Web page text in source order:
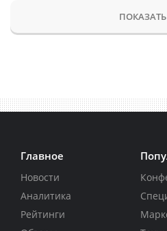
Главное
Новости
Аналитика
Рейтинги